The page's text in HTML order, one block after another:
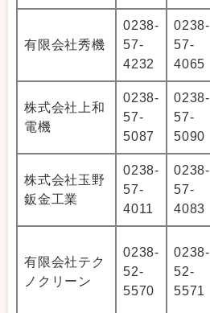
有限会社秀機
0238-
57-
4232
0238-
57-
4065
株式会社上和
電機
0238-
57-
5087
0238-
57-
5090
株式会社玉野
鈑金工業
0238-
57-
4011
0238-
57-
4083
有限会社テク
ノクリーン
0238-
52-
5570
0238-
52-
5571